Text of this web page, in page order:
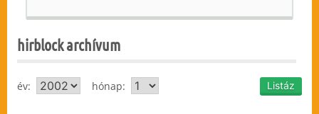
hirblock archívum
év: hónap: